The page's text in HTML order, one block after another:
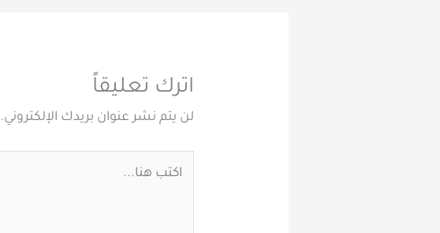
اترك تعليقاً
لن يتم نشر عنوان بريدك الإلكتروني.